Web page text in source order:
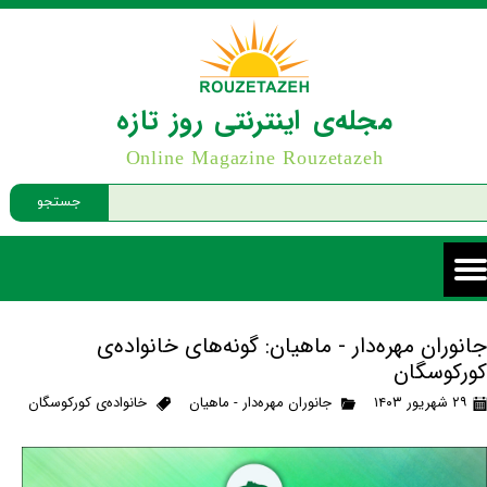
جستجو
مجله‌ی اینترنتی روز تازه
Online Magazine Rouzetazeh
جانوران مهره‌دار - ماهیان: گونه‌های خانواده‌ی
کورکوسگان
۲۹ شهریور ۱۴۰۳ جانوران مهره‌دار - ماهیان خانواده‌ی کورکوسگان